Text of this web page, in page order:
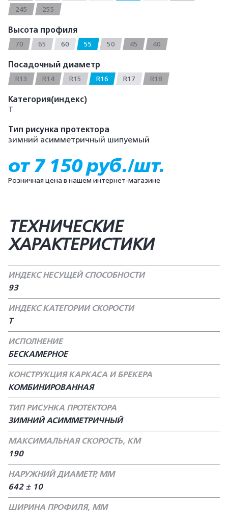
245
255
Высота профиля
70 65 60 55 50 45 40
Посадочный диаметр
R13 R14 R15 R16 R17 R18
Категория(индекс)
T
Тип рисунка протектора
зимний асимметричный шипуемый
от 7 150 руб./шт.
Розничная цена в нашем интернет-магазине
ТЕХНИЧЕСКИЕ
ХАРАКТЕРИСТИКИ
ИНДЕКС НЕСУЩЕЙ СПОСОБНОСТИ
93
ИНДЕКС КАТЕГОРИИ СКОРОСТИ
T
ИСПОЛНЕНИЕ
БЕСКАМЕРНОЕ
КОНСТРУКЦИЯ КАРКАСА И БРЕКЕРА
КОМБИНИРОВАННАЯ
ТИП РИСУНКА ПРОТЕКТОРА
ЗИМНИЙ АСИММЕТРИЧНЫЙ
МАКСИМАЛЬНАЯ СКОРОСТЬ, КМ
190
НАРУЖНИЙ ДИАМЕТР, ММ
642 ± 10
ШИРИНА ПРОФИЛЯ, ММ